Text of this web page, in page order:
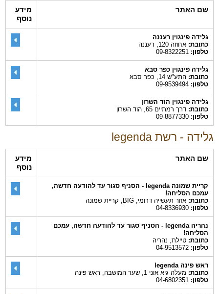
שם האתר
מידע
נוסף
גלידה פינגוין רעננה
כתובת:אחוזה 120, רעננה
טלפון:09-8322251
גלידה פינגוין כפר סבא
כתובת:התע"ש 14, כפר סבא
טלפון:09-9539494
גלידה פינגוין הוד השרון
כתובת:דרך רמתיים 65, הוד השרון
טלפון:09-8877330
גלידה - רשת legenda
שם האתר
מידע
נוסף
קריית שמונה legenda - הסניף סגור עד להודעה חדשה,
עמכם הסליחה!
כתובת:אזור תעשייה דרומי, BIG, קריית שמונה
טלפון:04-8336930
נהריה legenda - הסניף סגור עד להודעה חדשה, עמכם
הסליחה!
כתובת:טיילת, נהריה
טלפון:04-9513572
ראש פינה legenda
כתובת:מעלה גיא אוני 1, שער המושבה, ראש פינה
טלפון:04-6802351